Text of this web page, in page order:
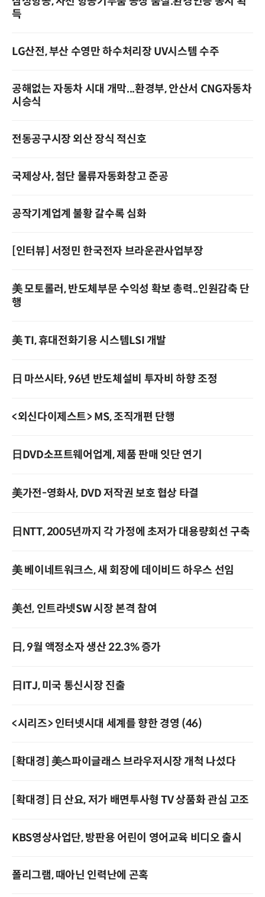
득
LG산전, 부산 수영만 하수처리장 UV시스템 수주
공해없는 자동차 시대 개막...환경부, 안산서 CNG자동차
시승식
전동공구시장 외산 장식 적신호
국제상사, 첨단 물류자동화창고 준공
공작기계업계 불황 갈수록 심화
[인터뷰] 서정민 한국전자 브라운관사업부장
美 모토롤러, 반도체부문 수익성 확보 총력..인원감축 단
행
美 TI, 휴대전화기용 시스템LSI 개발
日 마쓰시타, 96년 반도체설비 투자비 하향 조정
<외신다이제스트> MS, 조직개편 단행
日DVD소프트웨어업계, 제품 판매 잇단 연기
美가전-영화사, DVD 저작권 보호 협상 타결
日NTT, 2005년까지 각 가정에 초저가 대용량회선 구축
美 베이네트워크스, 새 회장에 데이비드 하우스 선임
美선, 인트라넷SW 시장 본격 참여
日, 9월 액정소자 생산 22.3% 증가
日ITJ, 미국 통신시장 진출
<시리즈> 인터넷시대 세계를 향한 경영 (46)
[확대경] 美스파이글래스 브라우저시장 개척 나섰다
[확대경] 日 산요, 저가 배면투사형 TV 상품화 관심 고조
KBS영상사업단, 방판용 어린이 영어교육 비디오 출시
폴리그램, 때아닌 인력난에 곤혹